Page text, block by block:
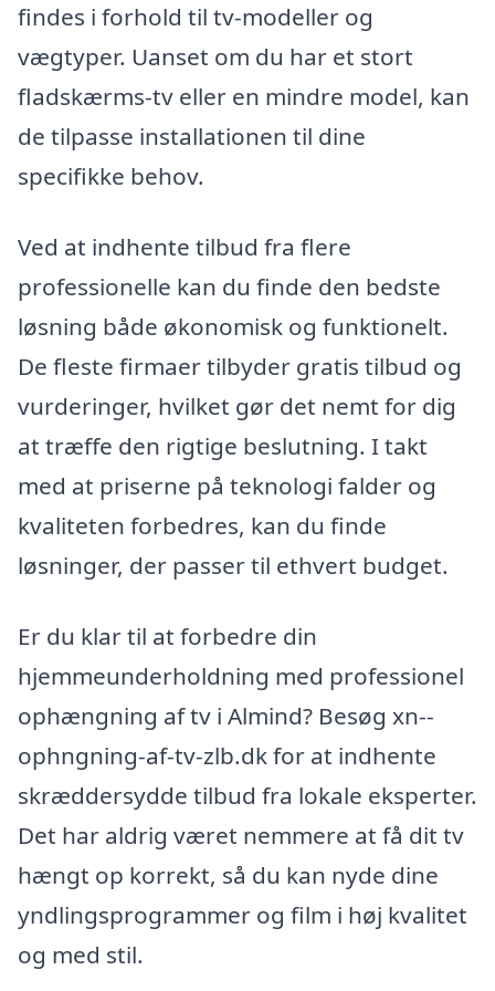
findes i forhold til tv-modeller og
vægtyper. Uanset om du har et stort
fladskærms-tv eller en mindre model, kan
de tilpasse installationen til dine
specifikke behov.
Ved at indhente tilbud fra flere
professionelle kan du finde den bedste
løsning både økonomisk og funktionelt.
De fleste firmaer tilbyder gratis tilbud og
vurderinger, hvilket gør det nemt for dig
at træffe den rigtige beslutning. I takt
med at priserne på teknologi falder og
kvaliteten forbedres, kan du finde
løsninger, der passer til ethvert budget.
Er du klar til at forbedre din
hjemmeunderholdning med professionel
ophængning af tv i Almind? Besøg xn--
ophngning-af-tv-zlb.dk for at indhente
skræddersydde tilbud fra lokale eksperter.
Det har aldrig været nemmere at få dit tv
hængt op korrekt, så du kan nyde dine
yndlingsprogrammer og film i høj kvalitet
og med stil.